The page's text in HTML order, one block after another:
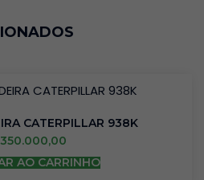
CATERPILLAR 938K
350.000,00
AO CARRINHO